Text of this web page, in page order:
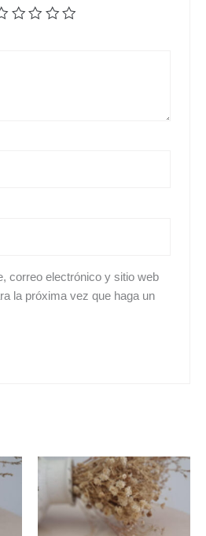
correo electrónico y sitio web
la próxima vez que haga un